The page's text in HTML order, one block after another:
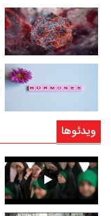
ویدئوها